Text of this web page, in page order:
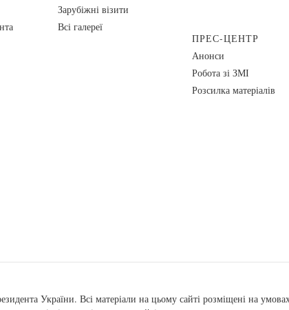
Зарубіжні візити
Всі галереї
ПРЕС-ЦЕНТР
Анонси
Робота зі ЗМІ
Розсилка матеріалів
України. Всі матеріали на цьому сайті розміщені на умовах